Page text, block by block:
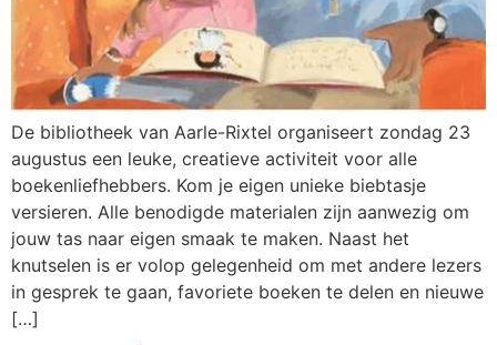
De bibliotheek van Aarle-Rixtel organiseert zondag 23
augustus een leuke, creatieve activiteit voor alle
boekenliefhebbers. Kom je eigen unieke biebtasje
versieren. Alle benodigde materialen zijn aanwezig om
jouw tas naar eigen smaak te maken. Naast het
knutselen is er volop gelegenheid om met andere lezers
in gesprek te gaan, favoriete boeken te delen en nieuwe
[…]